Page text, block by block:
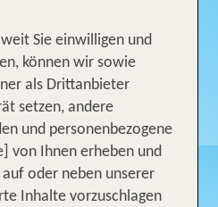
Flug
Sie einwilligen und
können wir sowie
als Drittanbieter
setzen, andere
und personenbezogene
von Ihnen erheben und
oder neben unserer
Inhalte vorzuschlagen